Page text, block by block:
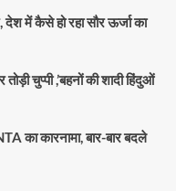
में कैसे हो रहा सौर ऊर्जा का
चुप्पी ,’बहनों की शादी हिंदुओं
का कारनामा, बार-बार बदले